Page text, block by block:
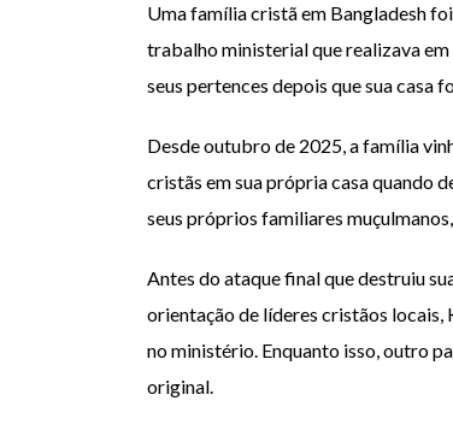
Uma família cristã em Bangladesh
trabalho ministerial que realizava em
seus pertences depois que sua casa
Desde outubro de 2025, a família
cristãs em sua própria casa quando
seus próprios familiares
Antes do ataque final que destruiu
orientação de líderes cristãos locais,
no ministério. Enquanto isso, outro
original.